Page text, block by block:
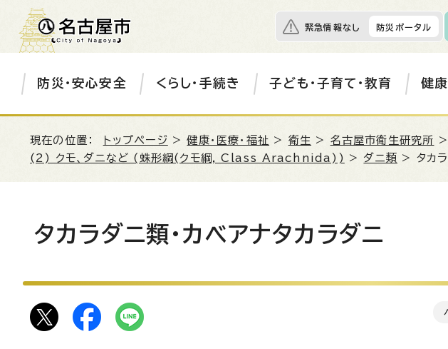
緊急情報なし 防災ポータル
防災・安心安全 くらし・手続き 子ども・子育て・教育 健康
現在の位置： トップページ >健康・医療・福祉 > 衛生 > 名古屋市衛生研究所
(2) クモ、ダニなど (蛛形綱(クモ綱, Class Arachnida)) > ダニ類 > タカラ
タカラダニ類・カベアナタカラダニ